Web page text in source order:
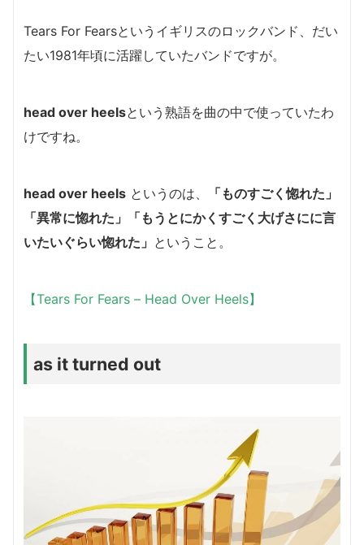
Tears For Fearsというイギリスのロックバンド、だい
たい1981年頃に活躍していたバンドですが。
head over heelsという熟語を曲の中で使っていたわ
けですね。
head over heels というのは、
「ものすごく惚れた」
「異常に惚れた」「もうとにかくすごく大げさにに言
いたいぐらい惚れた」 ということ。
【Tears For Fears – Head Over Heels】
as it turned out